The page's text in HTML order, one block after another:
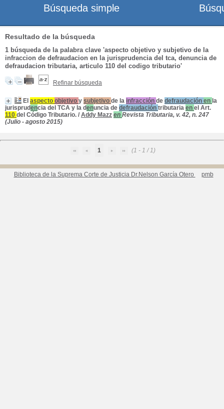
Resultado de la búsqueda
1 búsqueda de la palabra clave 'aspecto objetivo y subjetivo de la
infraccion de defraudacion en la jurisprudencia del tca, denuncia de
defraudacion tributaria, articulo 110 del codigo tributario'
Refinar búsqueda
El aspecto objetivo y subjetivo de la infracción de defraudación en la
jurisprudencia del TCA y la denuncia de defraudación tributaria en el Art.
110 del Código Tributario. / Addy Mazz en Revista Tributaria, v. 42, n. 247
(Julio - agosto 2015)
1 (1 - 1 / 1)
Biblioteca de la Suprema Corte de Justicia Dr.Nelson García Otero pmb
Búsqueda simple